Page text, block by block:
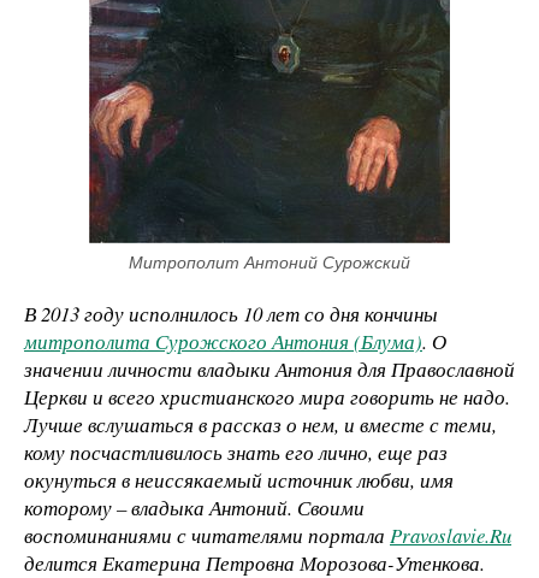
Митрополит Антоний Сурожский
В 2013 году исполнилось 10 лет со дня кончины
митрополита Сурожского Антония (Блума). О
значении личности владыки Антония для Православной
Церкви и всего христианского мира говорить не надо.
Лучше вслушаться в рассказ о нем, и вместе с теми,
кому посчастливилось знать его лично, еще раз
окунуться в неиссякаемый источник любви, имя
которому – владыка Антоний. Своими
воспоминаниями с читателями портала Pravoslavie.Ru
делится Екатерина Петровна Морозова-Утенкова.